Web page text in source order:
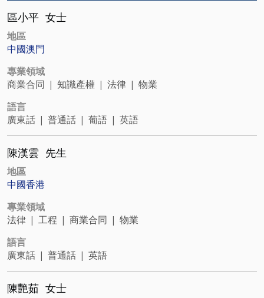
區小平 女士
地區
中國澳門
專業領域
商業合同 | 知識產權 | 法律 | 物業
語言
廣東話 | 普通話 | 葡語 | 英語
陳漢雲 先生
地區
中國香港
專業領域
法律 | 工程 | 商業合同 | 物業
語言
廣東話 | 普通話 | 英語
陳艷茹 女士